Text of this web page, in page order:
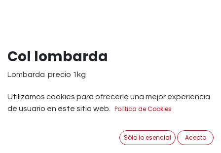
Col lombarda
Lombarda precio 1kg
La lombarda es un tipo de col que en cierto sentido,
posee todas las características del repollo pero que, a
ser comida tanto cruda como cocida o en forma de
guarnición, aunque para conseguir todos sus beneficios
Utilizamos cookies para ofrecerle una mejor experiencia
de usuario en este sitio web. Política de Cookies
Sólo lo esencial Acepto